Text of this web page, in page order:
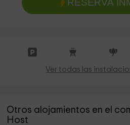
RESERVA
Ver todas las
Otros alojamientos en el
Host